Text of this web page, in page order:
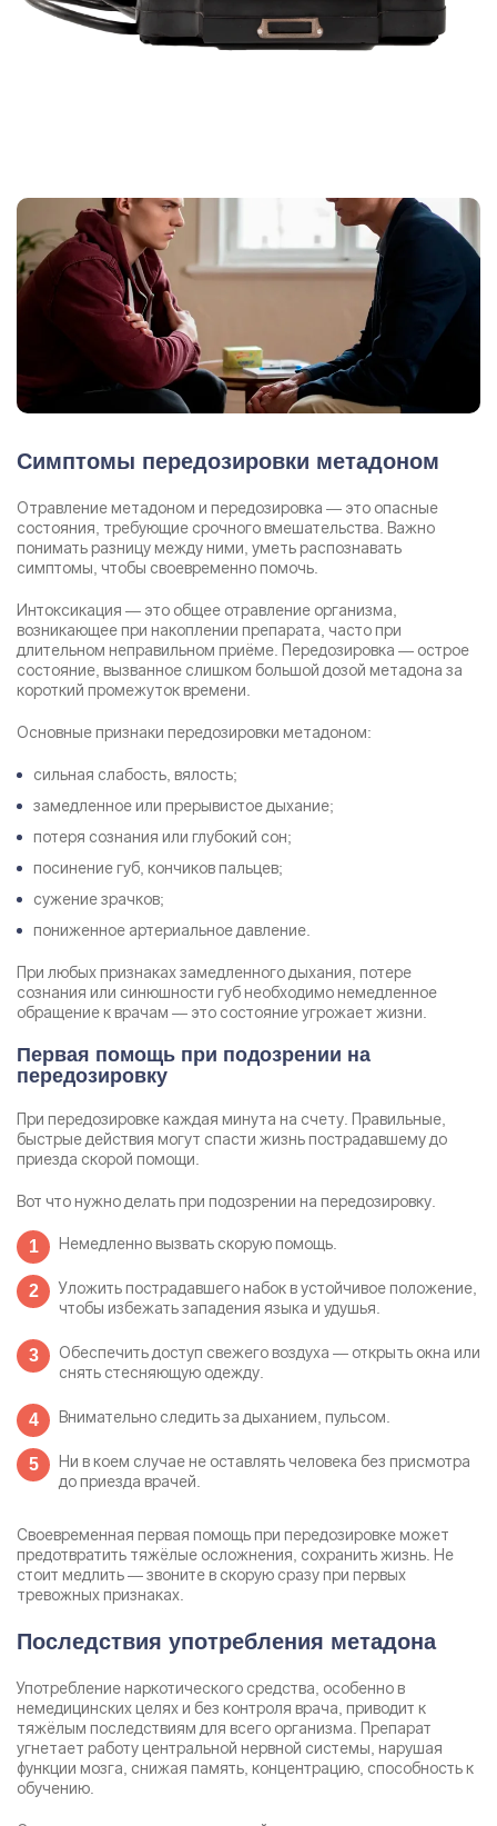
Симптомы передозировки метадоном
Отравление метадоном и передозировка — это опасные
состояния, требующие срочного вмешательства. Важно
понимать разницу между ними, уметь распознавать
симптомы, чтобы своевременно помочь.
Интоксикация — это общее отравление организма,
возникающее при накоплении препарата, часто при
длительном неправильном приёме. Передозировка — острое
состояние, вызванное слишком большой дозой метадона за
короткий промежуток времени.
Основные признаки передозировки метадоном:
сильная слабость, вялость;
замедленное или прерывистое дыхание;
потеря сознания или глубокий сон;
посинение губ, кончиков пальцев;
сужение зрачков;
пониженное артериальное давление.
При любых признаках замедленного дыхания, потере
сознания или синюшности губ необходимо немедленное
обращение к врачам — это состояние угрожает жизни.
Первая помощь при подозрении на
передозировку
При передозировке каждая минута на счету. Правильные,
быстрые действия могут спасти жизнь пострадавшему до
приезда скорой помощи.
Вот что нужно делать при подозрении на передозировку.
Немедленно вызвать скорую помощь.
Уложить пострадавшего набок в устойчивое положение,
чтобы избежать западения языка и удушья.
Обеспечить доступ свежего воздуха — открыть окна или
снять стесняющую одежду.
Внимательно следить за дыханием, пульсом.
Ни в коем случае не оставлять человека без присмотра
до приезда врачей.
Своевременная первая помощь при передозировке может
предотвратить тяжёлые осложнения, сохранить жизнь. Не
стоит медлить — звоните в скорую сразу при первых
тревожных признаках.
Последствия употребления метадона
Употребление наркотического средства, особенно в
немедицинских целях и без контроля врача, приводит к
тяжёлым последствиям для всего организма. Препарат
угнетает работу центральной нервной системы, нарушая
функции мозга, снижая память, концентрацию, способность к
обучению.
Бесплатная консультация
Оставьте данные и мы вам перезвоним!
Задайте свой вопрос и мы ответим вам